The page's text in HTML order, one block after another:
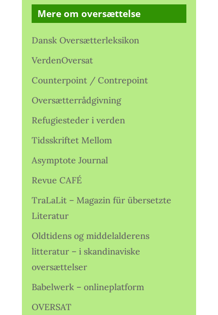
Mere om oversættelse
Dansk Oversætterleksikon
VerdenOversat
Counterpoint / Contrepoint
Oversætterrådgivning
Refugiesteder i verden
Tidsskriftet Mellom
Asymptote Journal
Revue CAFÉ
TraLaLit – Magazin für übersetzte
Literatur
Oldtidens og middelalderens
litteratur – i skandinaviske
oversættelser
Babelwerk – onlineplatform
OVERSAT